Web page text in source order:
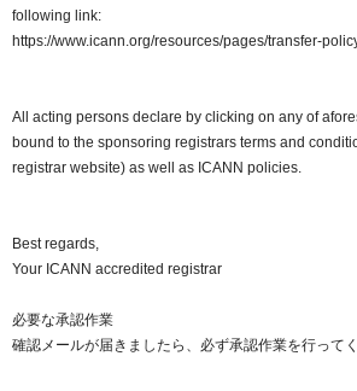
following link:
https://www.icann.org/resources/pages/transfer-
All acting persons declare by clicking on any of
bound to the sponsoring registrars terms and
registrar website) as well as ICANN policies.
Best regards,
Your ICANN accredited registrar
必要な承認作業
確認メールが届きましたら、必ず承認作業を行ってく